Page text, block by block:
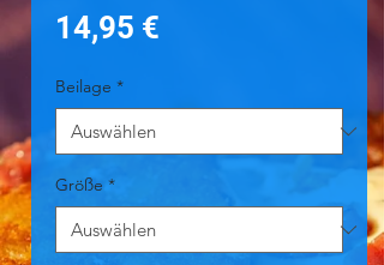
14,95 €
Beilage *
Größe *